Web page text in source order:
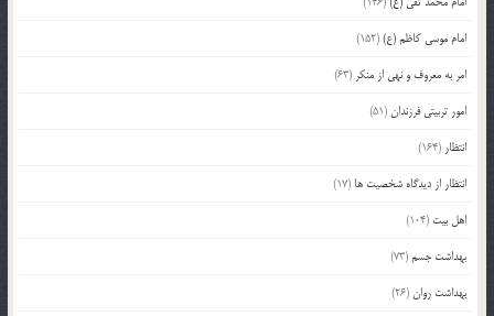
امام موسی کاظم (ع)(152)
امر به معروف و نهی از منکر (63)
امور تربیتی فرزندان(51)
انتظار (164)
انتظار از دیدگاه شخصیت ها (17)
اهل بیت (104)
بهداشت جسم(73)
بهداشت روان(26)